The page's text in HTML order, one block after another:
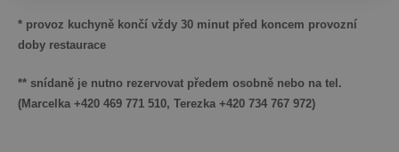
* provoz kuchyně končí vždy 30 minut před koncem provozní
doby restaurace
** snídaně je nutno rezervovat předem osobně nebo na tel.
(Marcelka +420 469 771 510, Terezka +420 734 767 972)